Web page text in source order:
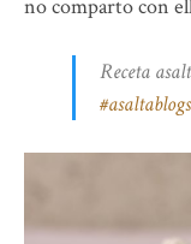
no comparto con
Receta
#asaltablogs